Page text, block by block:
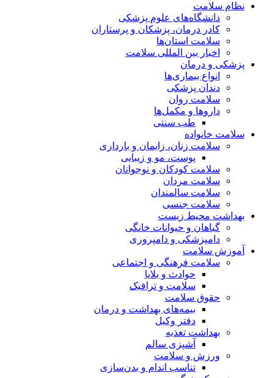
نظام سلامت
دانشگاه‌های علوم پزشکی
کادر درمان، پزشکان و پرستاران
سلامت استان‌ها
اخبار بین المللی سلامت
پزشکی و درمان
انواع بیماری‌ها
دندان پزشکی
سلامت روان
داروها و مکمل‌ها
طب سنتی
سلامت خانواده
سلامت زنان، زایمان و بارداری
پوست، مو و زیبایی
سلامت کودکان و نوجوانان
سلامت مردان
سلامت سالمندان
سلامت جنسی
بهداشت محیط زیست
گیاهان و حیوانات خانگی
دامپزشکی و دامپروری
آموزش سلامت
سلامت فرهنگی و اجتماعی
حوادث و بلایا
سلامت و ترافیک
حقوق سلامت
بیمه‌های بهداشت و درمان
دفتر وکیل
بهداشت تغذیه
آشپزی سالم
ورزش و سلامت
تناسب اندام و بدن‌سازی